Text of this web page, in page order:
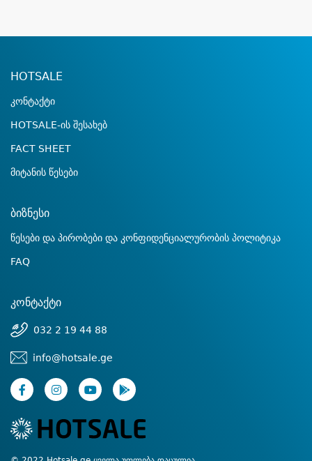
HOTSALE
კონტაქტი
HOTSALE-ის შესახებ
FACT SHEET
მიტანის წესები
ბიზნესი
წესები და პირობები და კონფიდენციალურობის პოლიტიკა
FAQ
კონტაქტი
032 2 19 44 88
info@hotsale.ge